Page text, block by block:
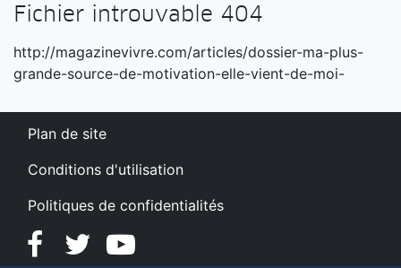
Fichier introuvable 404
http://magazinevivre.com/articles/dossier-ma-plus-
grande-source-de-motivation-elle-vient-de-moi-
Plan de site
Conditions d'utilisation
Politiques de confidentialités
FacebookTwitterYouTube